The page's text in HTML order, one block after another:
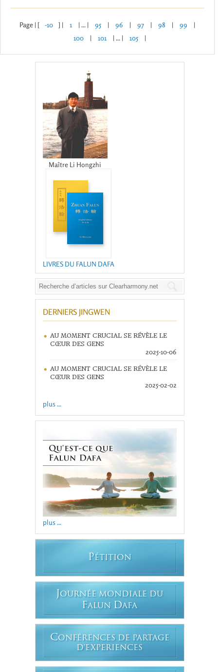
Page | [ -10 ] | 1 | ... | 95 | 96 | 97 | 98 | 99
|
100
| 101 | ... | 105 |
Maître Li Hongzhi
LIVRES DU FALUN DAFA
DERNIERS JINGWEN
AU MOMENT CRUCIAL SE RÉVÈLE LE
CŒUR DES GENS
2025-10-06
AU MOMENT CRUCIAL SE RÉVÈLE LE
CŒUR DES GENS
2025-02-02
plus ...
plus ...
PÉTITION
JOURNÉE MONDIALE DU
FALUN DAFA
CONFÉRENCES DE PARTAGE
D'EXPERIENCES